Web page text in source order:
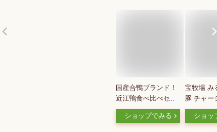
国産合鴨ブランド！
近江鴨食べ比べセッ
ト300g (ロース150g/
もも150g) 送料無料
ショップでみる
宝牧場 み
豚 チャー
理済み 宝
プレゼン
ショッ